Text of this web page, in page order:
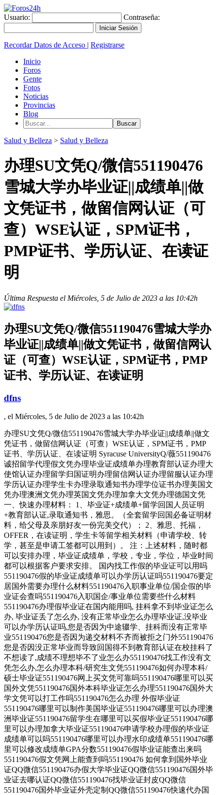
Usuario: Contraseña:
Recordar Datos de Acceso | Registrarse
Inicio
Foros
Gente
Fotos
Noticias
Provincias
Blog
Salud y Belleza > Salud y Belleza
办理SU文凭Q/微信551190476
雪城大学办毕业证||成绩单||做
文凭证书，做留信网认证（可
查）WSE认证，SPM证书，
PMP证书、学历认证、在读证
明
Última Respuesta el Miércoles, 5 de Julio de 2023 a las 10:42h
办理SU文凭Q/微信551190476雪城大学办
毕业证||成绩单||做文凭证书，做留信网认
证（可查）WSE认证，SPM证书，PMP
证书、学历认证、在读证明
dfns
, el Miércoles, 5 de Julio de 2023 a las 10:42h
办理SU文凭Q/微信551190476雪城大学办毕业证||成绩单||做文
凭证书，做留信网认证（可查）WSE认证，SPM证书，PMP
证书、学历认证、在读证明 Syracuse UniversityQ/薇551190476
诚招留学代理假文凭办理毕业证成绩单办理教育部认证办理大
使馆认证办理留学归国证明办理留信网认证办理留服认证办理
学历认证办理学生卡办理录取通知书办理学位证书办理美国文
凭办理澳洲文凭办理英国文凭办理加拿大文凭办理德国文凭
一、快速办理材料： 1、毕业证+成绩单+留学回国人员证明
+教育部认证,录取通知书，雅思。（全套留学回国必备证明材
料，给父母及亲朋好友一份完美交代）； 2、雅思、托福，
OFFER，在读证明，学生卡等留学相关材料（申请学校、转
学，甚至是申请工签都可以用到）。 注：上述材料，随时都
可以安排办理，毕业证成绩单，学校，专业，学位，毕业时间
都可以根据客户要求安排。 国内找工作假的毕业证可以用吗
551190476假的毕业证成绩单可以办学历认证吗551190476要定
居国外需要办理什么材料551190476入职事业单位/国企假的毕
业证会查吗551190476入职国企/事业单位需要些什么材料
551190476办理假毕业证在国内能用吗, 挂科拿不到毕业证怎么
办, 毕业证丢了怎么办, 没有正常毕业怎么办理毕业证,没毕业
可以办学历认证吗,您是否因为中途辍学、挂科而没有正常毕
业551190476您是否因为递交材料不齐而被拒之门外551190476
您是否因没正常毕业而导致回国得不到教育部认证在校挂科了
不想读了,成绩不理想毕不了业怎么办551190476找工作没有文
凭怎么办,怎么办理本科/研究生文凭551190476如何办理本科/
硕士毕业证551190476网上买文凭可靠吗551190476哪里可以买
国外文凭551190476国外本科毕业证怎么办理551190476国外大
学文凭可以打工作吗551190476怎么办理 外假毕业证
551190476哪里可以制作美国毕业证551190476哪里可以办理澳
洲毕业证551190476留学生在哪里可以买假毕业证551190476哪
里可以办理加拿大毕业证551190476申请学校办理假的毕业证
成绩单可以吗551190476哪里可以办理水印成绩单551190476哪
里可以修改成绩单GPA分数551190476假毕业证能查出来吗
551190476假文凭网上能查到吗551190476 如何拿到国外毕业
证QQ微信551190476办假大学毕业证QQ微信551190476国外毕
业证去哪认证QQ微信551190476找毕业证封皮QQ微信
551190476国外毕业证外壳定制QQ微信551190476快速代办国